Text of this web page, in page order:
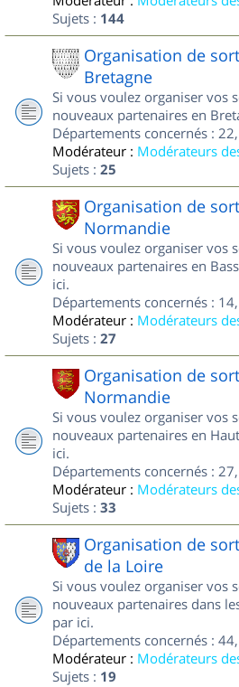
Sujets : 144
Organisation de
Bretagne
Si vous voulez organiser vos
nouveaux partenaires en
Départements concernés :
Modérateur : Modérateurs
Sujets : 25
Organisation de
Normandie
Si vous voulez organiser vos
nouveaux partenaires en
ici.
Départements concernés :
Modérateur : Modérateurs
Sujets : 27
Organisation de
Normandie
Si vous voulez organiser vos
nouveaux partenaires en
ici.
Départements concernés :
Modérateur : Modérateurs
Sujets : 33
Organisation de
de la Loire
Si vous voulez organiser vos
nouveaux partenaires dans
par ici.
Départements concernés :
Modérateur : Modérateurs
Sujets : 19